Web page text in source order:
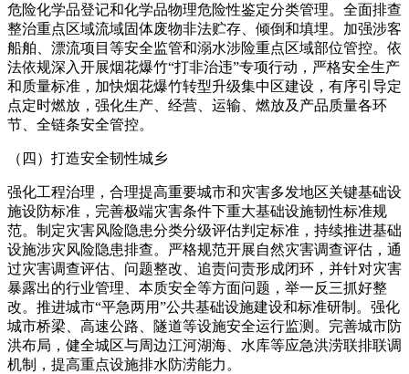
危险化学品登记和化学品物理危险性鉴定分类管理。全面排查
整治重点区域流域固体废物非法贮存、倾倒和填埋。加强涉客
船舶、漂流项目等安全监管和溺水涉险重点区域部位管控。依
法依规深入开展烟花爆竹“打非治违”专项行动，严格安全生产
和质量标准，加快烟花爆竹转型升级集中区建设，有序引导定
点定时燃放，强化生产、经营、运输、燃放及产品质量各环
节、全链条安全管控。
（四）打造安全韧性城乡
强化工程治理，合理提高重要城市和灾害多发地区关键基础设
施设防标准，完善极端灾害条件下重大基础设施韧性标准规
范。制定灾害风险隐患分类分级评估判定标准，持续推进基础
设施涉灾风险隐患排查。严格规范开展自然灾害调查评估，通
过灾害调查评估、问题整改、追责问责形成闭环，并针对灾害
暴露出的行业管理、本质安全等方面问题，举一反三抓好整
改。推进城市“平急两用”公共基础设施建设和标准研制。强化
城市桥梁、高速公路、隧道等设施安全运行监测。完善城市防
洪布局，健全城区与周边江河湖海、水库等应急洪涝联排联调
机制，提高重点设施排水防涝能力。